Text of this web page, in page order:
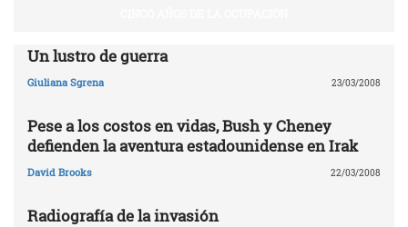
Un lustro de guerra
Giuliana Sgrena 23/03/2008
Pese a los costos en vidas, Bush y Cheney
defienden la aventura estadounidense en Irak
David Brooks 22/03/2008
Radiografía de la invasión